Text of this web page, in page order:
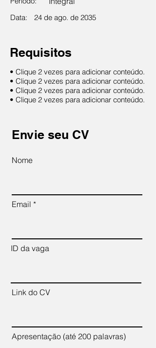
Data: 24 de ago. de 2035
Requisitos
• Clique 2 vezes para adicionar conteúdo.
• Clique 2 vezes para adicionar conteúdo.
• Clique 2 vezes para adicionar conteúdo.
• Clique 2 vezes para adicionar conteúdo.
Envie seu CV
Nome
Email
ID da vaga
Link do CV
Apresentação (até 200 palavras)